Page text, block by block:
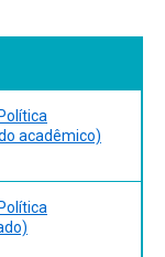
acadêmico)